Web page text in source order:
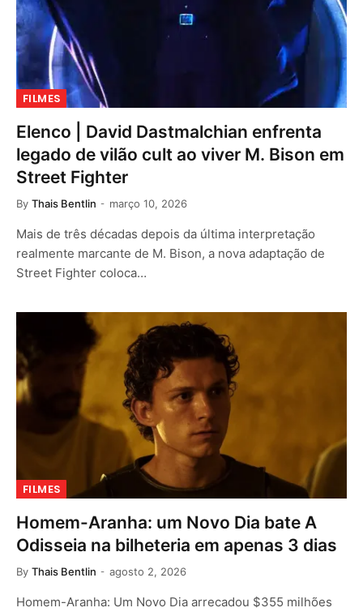
FILMES
Elenco | David Dastmalchian enfrenta
legado de vilão cult ao viver M. Bison em
Street Fighter
By Thais Bentlin março 10, 2026
Mais de três décadas depois da última interpretação
realmente marcante de M. Bison, a nova adaptação de
Street Fighter coloca…
FILMES
Homem-Aranha: um Novo Dia bate A
Odisseia na bilheteria em apenas 3 dias
By Thais Bentlin agosto 2, 2026
Homem-Aranha: Um Novo Dia arrecadou $355 milhões